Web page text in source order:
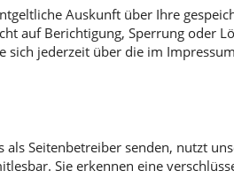
Auskunft über Ihre
auf Berichtigung, Sperrung oder
sich jederzeit über die im
Seitenbetreiber senden, nutzt
Sie erkennen eine